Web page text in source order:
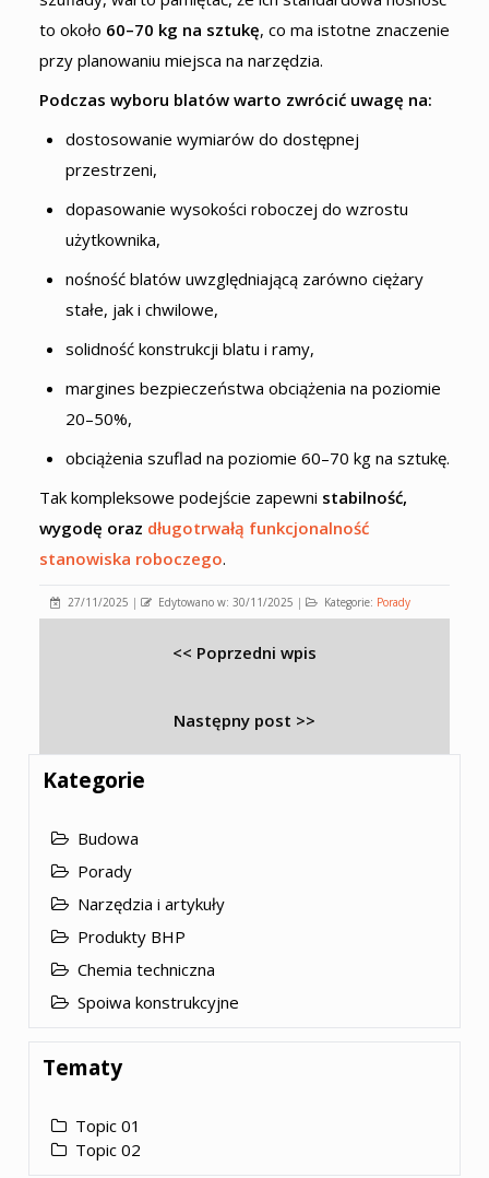
to około 60–70 kg na sztukę, co ma istotne znaczenie
przy planowaniu miejsca na narzędzia.
Podczas wyboru blatów warto zwrócić uwagę na:
dostosowanie wymiarów do dostępnej
przestrzeni,
dopasowanie wysokości roboczej do wzrostu
użytkownika,
nośność blatów uwzględniającą zarówno ciężary
stałe, jak i chwilowe,
solidność konstrukcji blatu i ramy,
margines bezpieczeństwa obciążenia na poziomie
20–50%,
obciążenia szuflad na poziomie 60–70 kg na sztukę.
Tak kompleksowe podejście zapewni stabilność,
wygodę oraz długotrwałą funkcjonalność
stanowiska roboczego.
27/11/2025 | Edytowano w: 30/11/2025 | Kategorie: Porady
<< Poprzedni wpis
Następny post >>
Kategorie
Budowa
Porady
Narzędzia i artykuły
Produkty BHP
Chemia techniczna
Spoiwa konstrukcyjne
Tematy
Topic 01
Topic 02